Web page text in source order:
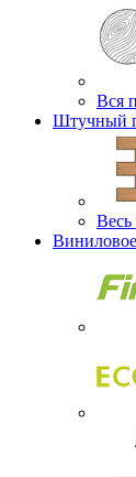
Вся
Штучный